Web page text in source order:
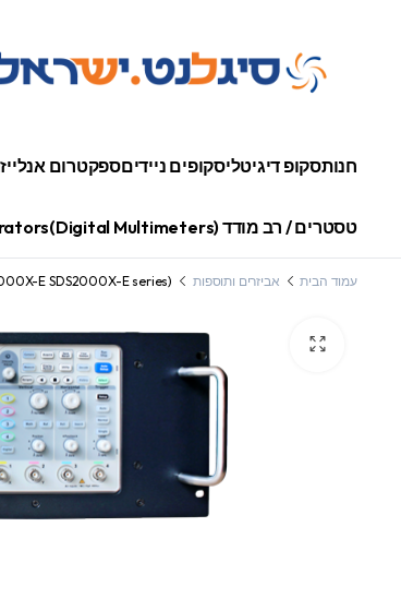
חנותסקופ דיגיטליסקופים ניידיםספקטרום
טסטרים / רב מודד (Digital Multimeters)
עמוד הבית אביזרים ותוספות E SDS2000X-E series)